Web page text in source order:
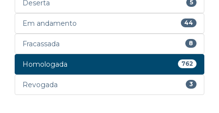
Deserta 5
Em andamento 44
Fracassada 8
Homologada 762
Revogada 3